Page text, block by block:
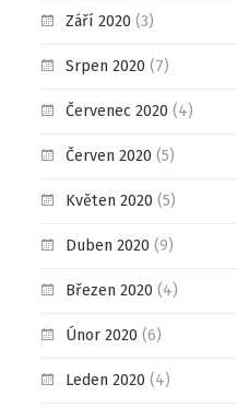
Září 2020 (3)
Srpen 2020 (7)
Červenec 2020 (4)
Červen 2020 (5)
Květen 2020 (5)
Duben 2020 (9)
Březen 2020 (4)
Únor 2020 (6)
Leden 2020 (4)